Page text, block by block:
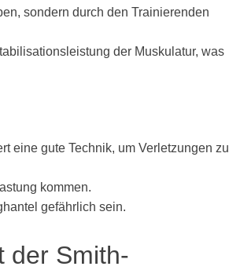
sondern durch den Trainierenden
der Muskulatur, was
eine gute Technik, um Verletzungen zu
kommen.
gefährlich sein.
der Smith-